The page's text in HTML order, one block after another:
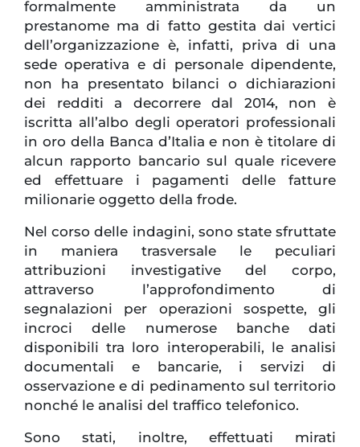
formalmente amministrata da un
prestanome ma di fatto gestita dai vertici
dell’organizzazione è, infatti, priva di una
sede operativa e di personale dipendente,
non ha presentato bilanci o dichiarazioni
dei redditi a decorrere dal 2014, non è
iscritta all’albo degli operatori professionali
in oro della Banca d’Italia e non è titolare di
alcun rapporto bancario sul quale ricevere
ed effettuare i pagamenti delle fatture
milionarie oggetto della frode.
Nel corso delle indagini, sono state sfruttate
in maniera trasversale le peculiari
attribuzioni investigative del corpo,
attraverso l’approfondimento di
segnalazioni per operazioni sospette, gli
incroci delle numerose banche dati
disponibili tra loro interoperabili, le analisi
documentali e bancarie, i servizi di
osservazione e di pedinamento sul territorio
nonché le analisi del traffico telefonico.
Sono stati, inoltre, effettuati mirati